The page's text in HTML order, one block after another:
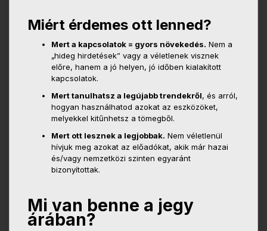
Miért érdemes ott lenned?
Mert a kapcsolatok = gyors növekedés. Nem a
„hideg hirdetések” vagy a véletlenek visznek
előre, hanem a jó helyen, jó időben kialakított
kapcsolatok.
Mert tanulhatsz a legújabb trendekről, és arról,
hogyan használhatod azokat az eszközöket,
melyekkel kitűnhetsz a tömegből.
Mert ott lesznek a legjobbak. Nem véletlenül
hívjuk meg azokat az előadókat, akik már hazai
és/vagy nemzetközi szinten egyaránt
bizonyítottak.
Mi van benne a jegy
árában?